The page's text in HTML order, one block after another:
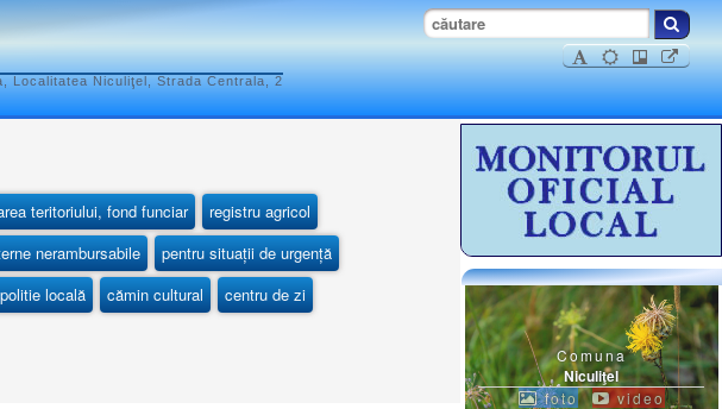
Localitatea Niculiţel, Strada Centrala, 2
teritoriului, fond funciar
registru agricol
nerambursabile
pentru situații de urgență
politie locală cămin cultural
centru de zi
Comuna
Niculiţel
foto video